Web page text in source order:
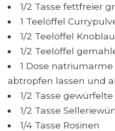
1/2 Tasse fettfreier
1 Teelöffel
1/2 Teelöffel
1/2 Teelöffel
1 Dose
abtropfen lassen und
1/2 Tasse
1/2 Tasse
1/4 Tasse Rosinen